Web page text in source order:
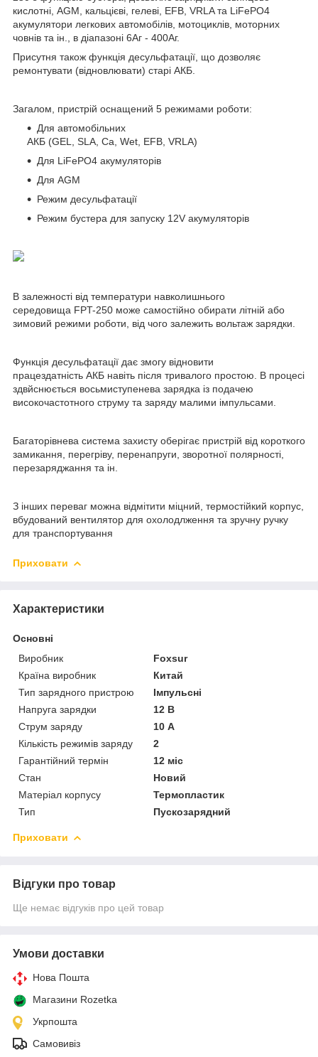
кислотні, AGM, кальцієві, гелеві, EFB, VRLA та LiFePO4
акумулятори легкових автомобілів, мотоциклів, моторних
човнів та ін., в діапазоні 6Аг - 400Аг.
Присутня також функція десульфатації, що дозволяє
ремонтувати (відновлювати) старі АКБ.
Загалом, пристрій оснащений 5 режимами роботи:
Для автомобільних
АКБ (GEL, SLA, Ca, Wet, EFB, VRLA)
Для LiFePO4 акумуляторів
Для AGM
Режим десульфатації
Режим бустера для запуску 12V акумуляторів
В залежності від температури навколишнього
середовища FPT-250 може самостійно обирати літній або
зимовий режими роботи, від чого залежить вольтаж зарядки.
Функція десульфатації дає змогу відновити
працездатність АКБ навіть після тривалого простою. В процесі
здвйснюється восьмиступенева зарядка із подачею
високочастотного струму та заряду малими імпульсами.
Багаторівнева система захисту оберігає пристрій від короткого
замикання, перегріву, перенапруги, зворотної полярності,
перезаряджання та ін.
З інших переваг можна відмітити міцний, термостійкий корпус,
вбудований вентилятор для охолодлження та зручну ручку
для транспортування
Приховати
Характеристики
Основні
Виробник
Foxsur
Країна виробник
Китай
Тип зарядного пристрою
Імпульсні
Напруга зарядки
12 В
Струм заряду
10 А
Кількість режимів заряду
2
Гарантійний термін
12 міс
Стан
Новий
Матеріал корпусу
Термопластик
Тип
Пускозарядний
Приховати
Відгуки про товар
Ще немає відгуків про цей товар
Умови доставки
Нова Пошта
Магазини Rozetka
Укрпошта
Самовивіз